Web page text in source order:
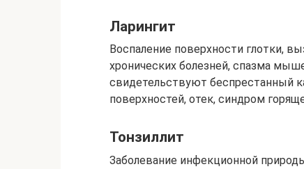
Ларингит
Воспаление поверхности глотки,
хронических болезней, спазма
свидетельствуют беспрестанный
поверхностей, отек, синдром
Тонзиллит
Заболевание инфекционной